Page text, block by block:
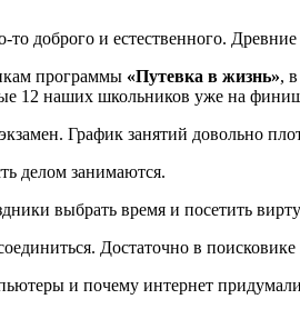
доброго и естественного.
программы «Путевка в жизнь»,
12 наших школьников уже на
График занятий довольно
делом занимаются.
выбрать время и посетить
Достаточно в поисковике
и почему интернет